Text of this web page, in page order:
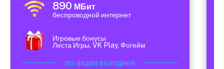
890 МБит
беспроводной интернет
Игровые бонусы
Леста Игры, VK Play, Фогейм
по акции выгоднее